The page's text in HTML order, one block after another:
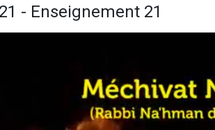
- Enseignement 21